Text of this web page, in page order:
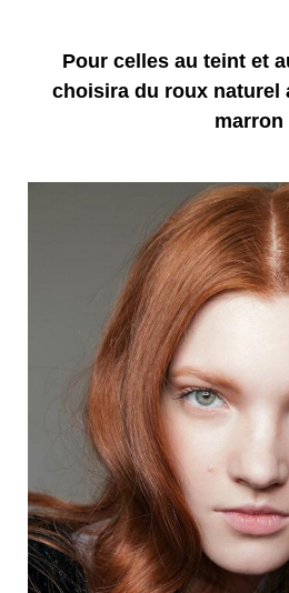
Pour celles au teint et
choisira du roux naturel
marron